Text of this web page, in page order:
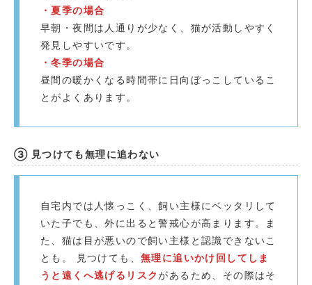
・夏季の場合
早朝・夜間は人通りが少なく、猫が活動しやすく
発見しやすいです。
・冬季の場合
昼間の暖かくなる時間帯に日向ぼっこしているこ
とがよくあります。
③ 見つけても無理に追わない
自宅内では人懐っこく、飼い主様にベッタリして
いた子でも、外に出ると警戒心が高まります。ま
た、猫は目が悪いので飼い主様と認識できないこ
とも。 見つけても、 無理に追いかけ回してしま
うと遠くへ逃げるリスクがあるため、その際はそ